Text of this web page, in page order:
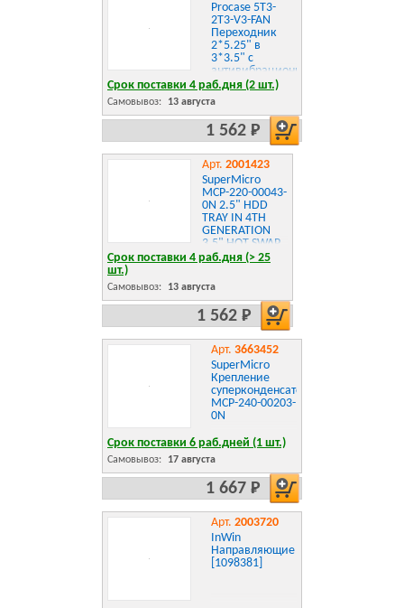
Procase 5T3-
2T3-V3-FAN
Переходник
2*5.25" в
3*3.5" с
антивибрационным
креплением,
вентилятор
PWM 4pin, 3600
rpm
Срок поставки 4 раб.дня (2 шт.)
Самовывоз: 13 августа
1 562 Р
Арт. 2001423
SuperMicro
MCP-220-00043-
0N 2.5" HDD
TRAY IN 4TH
GENERATION
3.5" HOT SWAP
TRAY
Срок поставки 4 раб.дня (> 25
шт.)
Самовывоз: 13 августа
1 562 Р
Арт. 3663452
SuperMicro
Крепление
суперконденсатора
MCP-240-00203-
0N
Срок поставки 6 раб.дней (1 шт.)
Самовывоз: 17 августа
1 667 Р
Арт. 2003720
InWin
Направляющие
[1098381]